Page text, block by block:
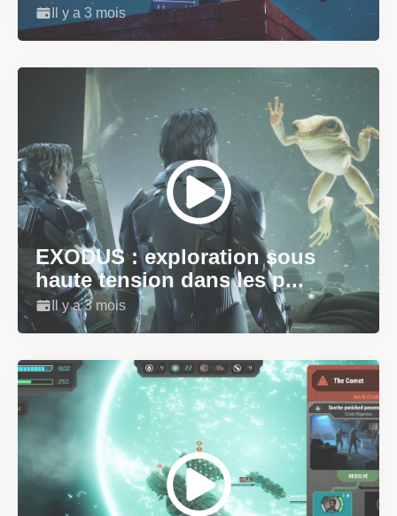
Il y a 3 mois
EXODUS : exploration sous
haute tension dans les p...
Il y a 3 mois